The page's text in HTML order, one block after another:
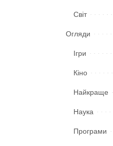
Світ
Огляди
Ігри
Кіно
Найкраще
Наука
Програми